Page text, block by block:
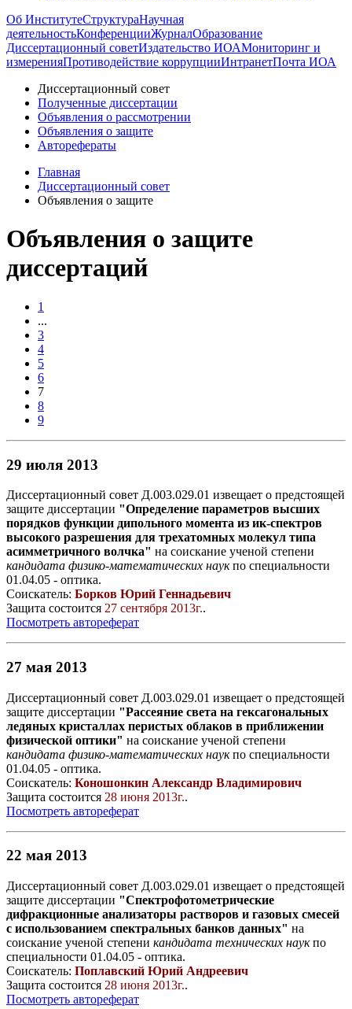
Об ИнститутеСтруктураНаучная
деятельностьКонференцииЖурналОбразование
Диссертационный советИздательство ИОАМониторинг и
измеренияПротиводействие коррупцииИнтранетПочта ИОА
Диссертационный совет
Полученные диссертации
Объявления о рассмотрении
Объявления о защите
Авторефераты
Главная
Диссертационный совет
Объявления о защите
Объявления о защите
диссертаций
1
...
3
4
5
6
7
8
9
29 июля 2013
Диссертационный совет Д.003.029.01 извещает о предстоящей
защите диссертации "Определение параметров высших
порядков функции дипольного момента из ик-спектров
высокого разрешения для трехатомных молекул типа
асимметричного волчка" на соискание ученой степени
кандидата физико-математических наукпо специальности
01.04.05 - оптика.
Соискатель: Борков Юрий Геннадьевич
Защита состоится 27 сентября 2013г..
Посмотреть автореферат
27 мая 2013
Диссертационный совет Д.003.029.01 извещает о предстоящей
защите диссертации "Рассеяние света на гексагональных
ледяных кристаллах перистых облаков в приближении
физической оптики" на соискание ученой степени
кандидата физико-математических наукпо специальности
01.04.05 - оптика.
Соискатель: Коношонкин Александр Владимирович
Защита состоится 28 июня 2013г..
Посмотреть автореферат
22 мая 2013
Диссертационный совет Д.003.029.01 извещает о предстоящей
защите диссертации "Спектрофотометрические
дифракционные анализаторы растворов и газовых смесей
с использованием спектральных банков данных" на
соискание ученой степени кандидата технических наукпо
специальности 01.04.05 - оптика.
Соискатель: Поплавский Юрий Андреевич
Защита состоится 28 июня 2013г..
Посмотреть автореферат